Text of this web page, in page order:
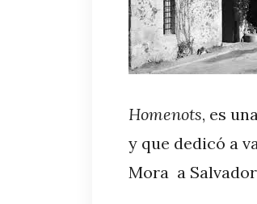
Homenots, es
y que dedicó a
Mora a